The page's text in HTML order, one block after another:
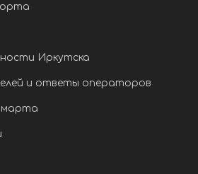
Иркутска
и ответы операторов
марта